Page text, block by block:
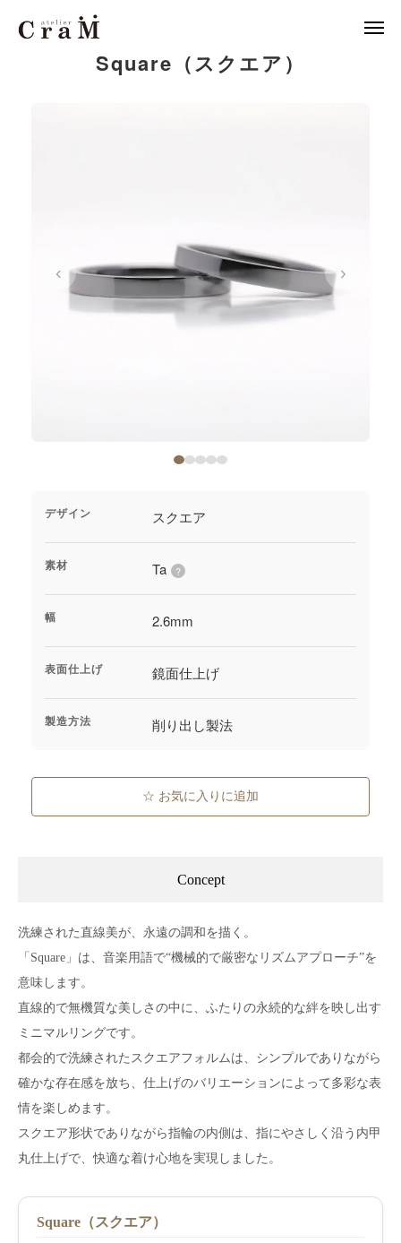
Square（スクエア）
‹ ›
デザイン スクエア
素材 Ta ?
幅 2.6mm
表面仕上げ 鏡面仕上げ
製造方法 削り出し製法
☆ お気に入りに追加
Concept
洗練された直線美が、永遠の調和を描く。
「Square」は、音楽用語で“機械的で厳密なリズムアプローチ”を
意味します。
直線的で無機質な美しさの中に、ふたりの永続的な絆を映し出す
ミニマルリングです。
都会的で洗練されたスクエアフォルムは、シンプルでありながら
確かな存在感を放ち、仕上げのバリエーションによって多彩な表
情を楽しめます。
スクエア形状でありながら指輪の内側は、指にやさしく沿う内甲
丸仕上げで、快適な着け心地を実現しました。
Square（スクエア）
セットリング